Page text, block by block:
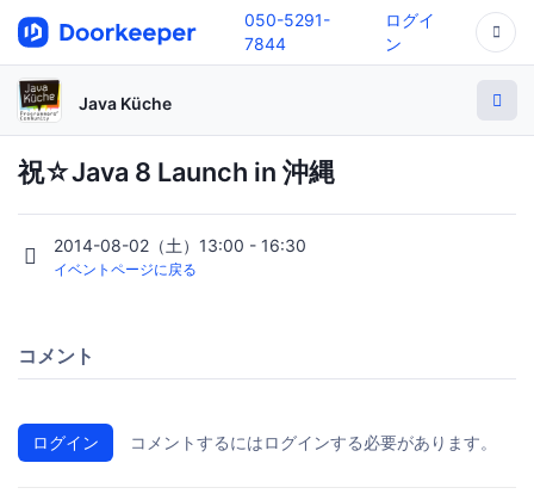
050-5291-
7844
ログイ
ン
Java Küche
祝☆Java 8 Launch in 沖縄
2014-08-02（土）13:00 - 16:30
イベントページに戻る
コメント
ログイン コメントするにはログインする必要があります。